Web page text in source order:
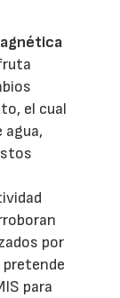
el cual
por
para